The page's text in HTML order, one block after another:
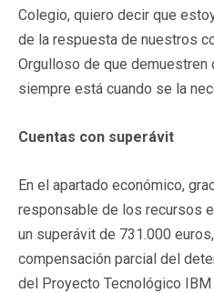
Colegio, quiero decir que
de la respuesta de nuestros
Orgulloso de que demuestren
siempre está cuando se la
Cuentas con superávit
En el apartado económico,
responsable de los recursos
un superávit de 731.000
compensación parcial del
del Proyecto Tecnológico